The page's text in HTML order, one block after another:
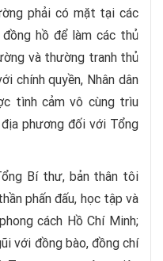
phải có mặt tại các
hồ để làm các thủ
và thường tranh thủ
chính quyền, Nhân dân
tình cảm vô cùng trìu
phương đối với Tổng
Bí thư, bản thân tôi
phấn đấu, học tập và
cách Hồ Chí Minh;
với đồng bào, đồng chí